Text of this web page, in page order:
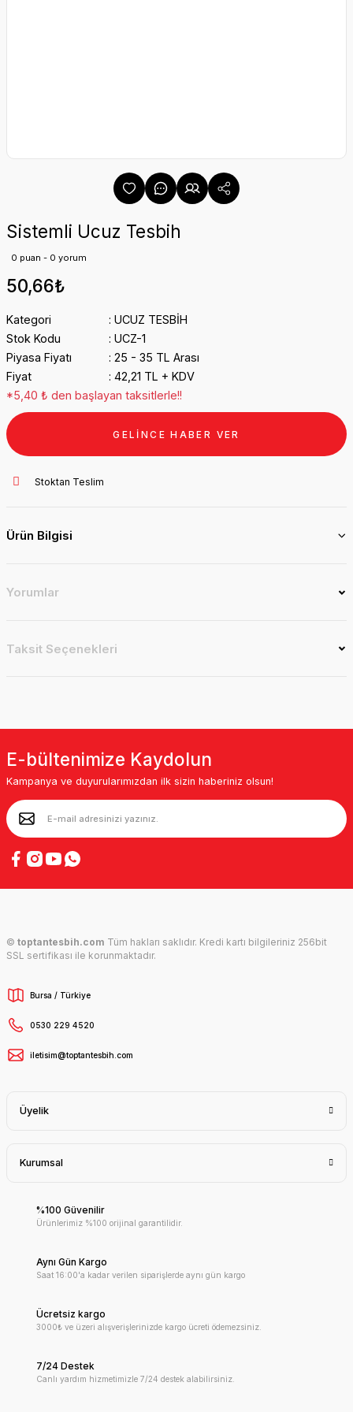
Sistemli Ucuz Tesbih
0 puan - 0 yorum
50,66₺
Kategori
UCUZ TESBİH
Stok Kodu
UCZ-1
Piyasa Fiyatı
25 - 35 TL Arası
Fiyat
42,21 TL + KDV
*5,40 ₺ den başlayan taksitlerle!!
GELİNCE HABER VER
Stoktan Teslim
Ürün Bilgisi
Yorumlar
Taksit Seçenekleri
E-bültenimize Kaydolun
Kampanya ve duyurularımızdan ilk sizin haberiniz olsun!
© toptantesbih.com Tüm hakları saklıdır. Kredi kartı bilgileriniz 256bit
SSL sertifikası ile korunmaktadır.
Bursa / Türkiye
0530 229 4520
iletisim@toptantesbih.com
Üyelik
Kurumsal
%100 Güvenilir
Ürünlerimiz %100 orijinal garantilidir.
Aynı Gün Kargo
Saat 16:00'a kadar verilen siparişlerde aynı gün kargo
Ücretsiz kargo
3000₺ ve üzeri alışverişlerinizde kargo ücreti ödemezsiniz.
7/24 Destek
Canlı yardım hizmetimizle 7/24 destek alabilirsiniz.